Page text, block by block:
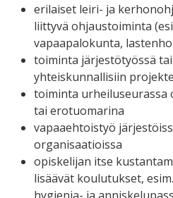
erilaiset leiri- ja
liittyvä ohjaustoiminta
vapaapalokunta,
toiminta järjestötyössä
yhteiskunnallisiin
toiminta urheiluseurassa
tai erotuomarina
vapaaehtoistyö
organisaatioissa
opiskelijan itse
lisäävät koulutukset,
hygienia- ja